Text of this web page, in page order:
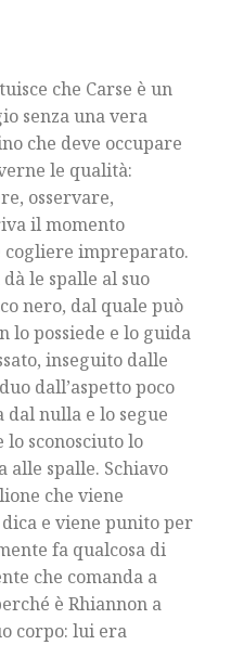
che Carse è un
senza una vera
che deve occupare
le qualità:
osservare,
il momento
cogliere impreparato.
le spalle al suo
nero, dal quale può
lo possiede e lo guida
inseguito dalle
dall’aspetto poco
nulla e lo segue
lo sconosciuto lo
alle spalle. Schiavo
che viene
e viene punito per
fa qualcosa di
che comanda a
è Rhiannon a
corpo: lui era